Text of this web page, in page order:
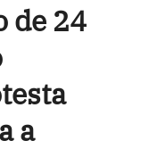
de 24
a